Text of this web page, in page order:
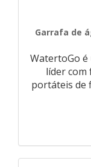
Garrafa de
WatertoGo
líder com
portáteis de